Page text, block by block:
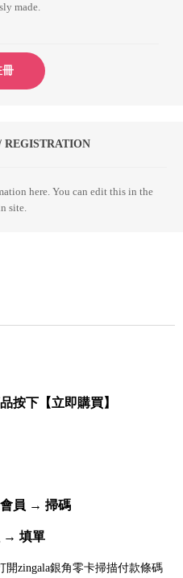
made.
冊
here. You can edit this in the
site.
按下【立即購買】
會員 → 掃碼
→ 填單
開zingala銀角零卡掃描付款條碼